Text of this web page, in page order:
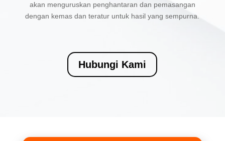
akan menguruskan penghantaran dan pemasangan
dengan kemas dan teratur untuk hasil yang sempurna.
Hubungi Kami